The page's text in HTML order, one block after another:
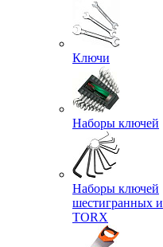
Ключи
Наборы ключей
Наборы ключей
шестигранных и
TORX